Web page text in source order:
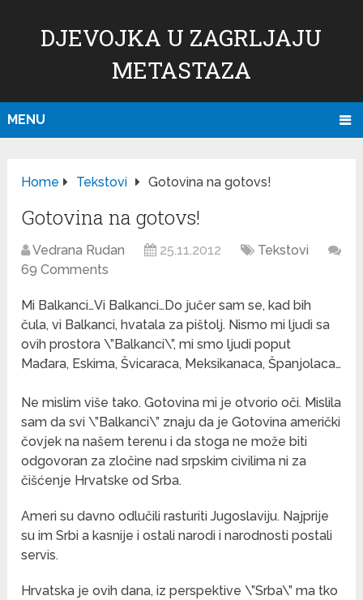
DJEVOJKA U ZAGRLJAJU
METASTAZA
MENU
Home Tekstovi Gotovina na gotovs!
Gotovina na gotovs!
Vedrana Rudan 25.11.2012
Tekstovi
69 Comments
Mi Balkanci…Vi Balkanci…Do jučer sam se, kad bih
čula, vi Balkanci, hvatala za pištolj. Nismo mi ljudi sa
ovih prostora \”Balkanci\”, mi smo ljudi poput
Mađara, Eskima, Švicaraca, Meksikanaca, Španjolaca…
Ne mislim više tako. Gotovina mi je otvorio oči. Mislila
sam da svi \”Balkanci\” znaju da je Gotovina američki
čovjek na našem terenu i da stoga ne može biti
odgovoran za zločine nad srpskim civilima ni za
čišćenje Hrvatske od Srba.
Ameri su davno odlučili rasturiti Jugoslaviju. Najprije
su im Srbi a kasnije i ostali narodi i narodnosti postali
servis.
Hrvatska je ovih dana, iz perspektive \”Srba\” ma tko